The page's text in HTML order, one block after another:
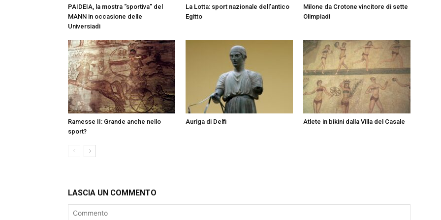
PAIDEIA, la mostra “sportiva” del
MANN in occasione delle
Universiadi
La Lotta: sport nazionale dell’antico
Egitto
Milone da Crotone vincitore di sette
Olimpiadi
Ramesse II: Grande anche nello
sport?
Auriga di Delfi Atlete in bikini dalla Villa del Casale
LASCIA UN COMMENTO